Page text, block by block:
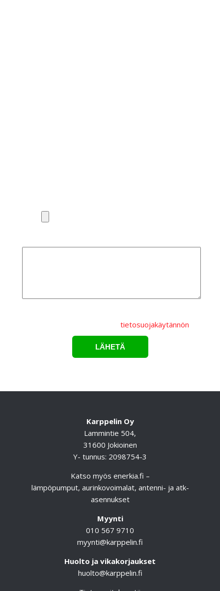
tietosuojakäytännön
Karppelin Oy
Lammintie 504,
31600 Jokioinen
Y- tunnus: 2098754-3
Katso myös enerkia.fi –
lämpöpumput, aurinkovoimalat, antenni- ja atk-
asennukset
Myynti
010 567 9710
myynti@karppelin.fi
Huolto ja vikakorjaukset
huolto@karppelin.fi